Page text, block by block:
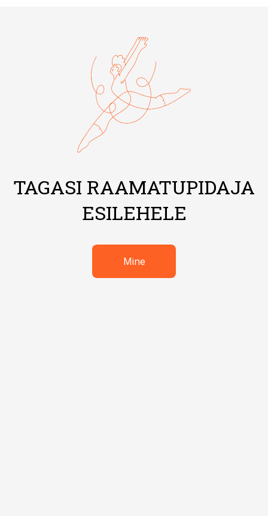
TAGASI RAAMATUPIDAJA
ESILEHELE
Mine